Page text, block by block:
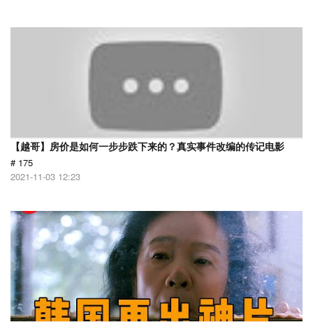
【越哥】房价是如何一步步跌下来的？真实事件改编的传记电影
# 175
2021-11-03 12:23